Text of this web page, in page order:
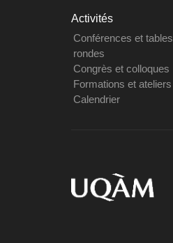
Activités
Conférences et tables
rondes
Congrès et colloques
Formations et ateliers
Calendrier